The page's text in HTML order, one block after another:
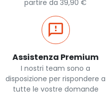
partire da 39,90 €
Assistenza Premium
I nostri team sono a
disposizione per rispondere a
tutte le vostre domande